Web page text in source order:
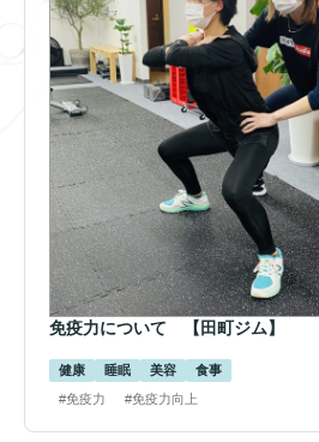
免疫力について 【田町ジム】
健康 睡眠 美容
食事
#免疫力
#免疫力向上